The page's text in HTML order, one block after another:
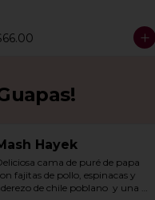
Hayek
cama de puré de papa
fajitas de pollo, espinacas y
de chile poblano  y una